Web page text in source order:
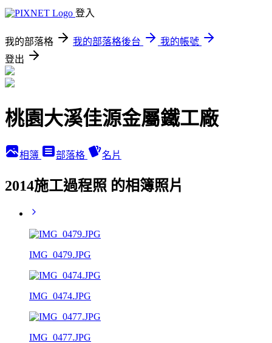
登入
我的部落格 我的部落格後台
我的帳號
登出
桃園大溪佳源金屬鐵工廠
相簿 部落格 名片
2014施工過程照 的相簿照片
IMG_0479.JPG
IMG_0474.JPG
IMG_0477.JPG